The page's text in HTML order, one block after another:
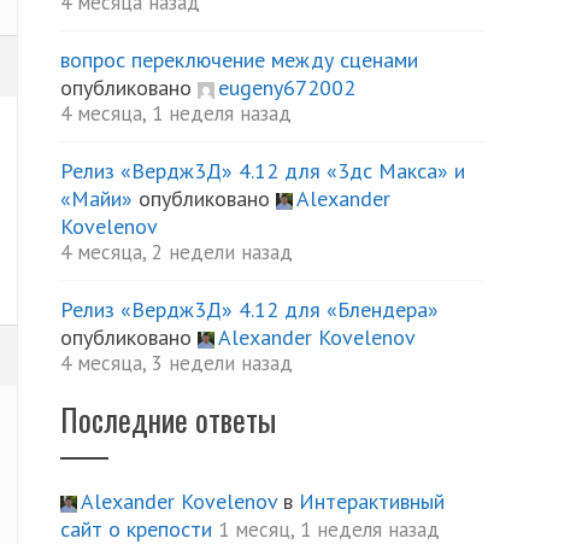
вопрос переключение между сценами
опубликовано
eugeny672002
4 месяца, 1 неделя назад
Релиз «Вердж3Д» 4.12 для «3дс Макса» и
«Майи» опубликовано
Alexander
Kovelenov
4 месяца, 2 недели назад
Релиз «Вердж3Д» 4.12 для «Блендера»
опубликовано
Alexander Kovelenov
4 месяца, 3 недели назад
Последние ответы
Alexander Kovelenovв Интерактивный
сайт о крепости 1 месяц, 1 неделя назад